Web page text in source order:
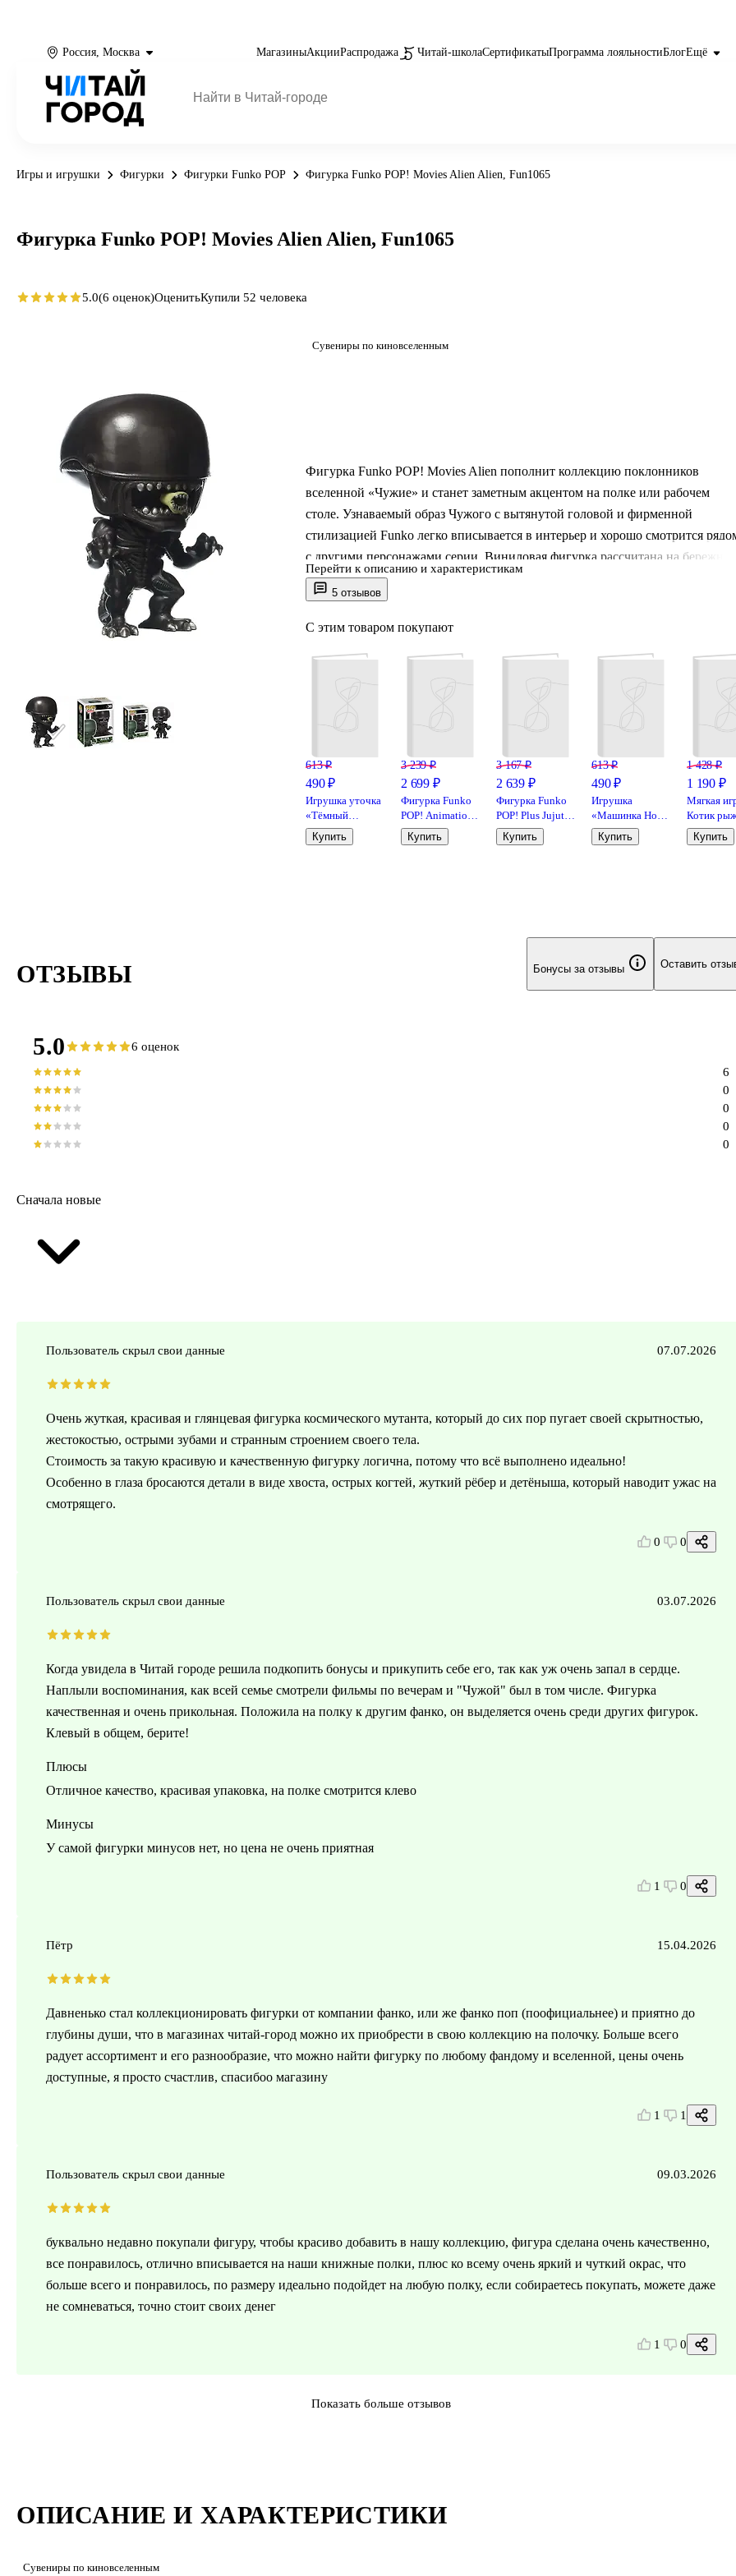
Россия, Москва МагазиныАкцииРаспродажа Читай-школаСертификатыПрограмма лояльностиБлогЕщё
Игры и игрушки Фигурки Фигурки Funko POP Фигурка Funko POP! Movies Alien Alien, Fun1065
5 отзывов
Сувениры по киновселенным
Фигурка Funko POP! Movies Alien пополнит коллекцию поклонников
вселенной «Чужие» и станет заметным акцентом на полке или рабочем
столе. Узнаваемый образ Чужого с вытянутой головой и фирменной
стилизацией Funko легко вписывается в интерьер и хорошо смотрится
с другими персонажами серии. Виниловая фигурка рассчитана на бережное
коллекционирование и подойдёт как взрослым фанатам, так и детям.
Отличный вариант подарка тем, кто любит кинофантастику и атмосферу
культового фильма.
Перейти к описанию и характеристикам
С этим товаром покупают
613 ₽
490 ₽
Игрушка уточка
«Тёмный
герой», FUNNY
DUCKS
Купить
3 239 ₽
2 699 ₽
Фигурка Funko
POP! Animation
Demon Slayer
Nezuko Kamado
Купить
3 167 ₽
2 639 ₽
Фигурка Funko
POP! Plus Jujutsu
Kaisen Yuji
Itadori (1882)
Купить
613 ₽
490 ₽
Игрушка
«Машинка Hot
Wheels», в
ассортименте,
Купить
1 428 ₽
1 190 ₽
Мягкая
Котик
спине
(32см) (12-
Купить
Фигурка Funko POP! Movies Alien Alien, Fun1065
5.0(6 оценок)ОценитьКупили 52 человека
ОПИСАНИЕ И ХАРАКТЕРИСТИКИ
Сувениры по киновселенным
ОТЗЫВЫ Бонусы за отзывы Оставить
5.0 6 оценок
0
0
0
0
6
Сначала новые
Пользователь скрыл свои данные 07.07.2026
Очень жуткая, красивая и глянцевая фигурка космического мутанта, который до сих пор пугает своей скрытностью,
жестокостью, острыми зубами и странным строением своего тела.
Стоимость за такую красивую и качественную фигурку логична, потому что всё выполнено идеально!
Особенно в глаза бросаются детали в виде хвоста, острых когтей, жуткий рёбер и детёныша, который наводит ужас на
смотрящего.
0 0
Пользователь скрыл свои данные 03.07.2026
Когда увидела в Читай городе решила подкопить бонусы и прикупить себе его, так как уж очень запал в сердце.
Наплыли воспоминания, как всей семье смотрели фильмы по вечерам и "Чужой" был в том числе. Фигурка
качественная и очень прикольная. Положила на полку к другим фанко, он выделяется очень среди других фигурок.
Клевый в общем, берите!
Плюсы
Отличное качество, красивая упаковка, на полке смотрится клево
Минусы
У самой фигурки минусов нет, но цена не очень приятная
1 0
Пётр 15.04.2026
Давненько стал коллекционировать фигурки от компании фанко, или же фанко поп (поофициальнее) и приятно до
глубины души, что в магазинах читай-город можно их приобрести в свою коллекцию на полочку. Больше всего
радует ассортимент и его разнообразие, что можно найти фигурку по любому фандому и вселенной, цены очень
доступные, я просто счастлив, спасибоо магазину
1 1
Пользователь скрыл свои данные 09.03.2026
буквально недавно покупали фигуру, чтобы красиво добавить в нашу коллекцию, фигура сделана очень качественно,
все понравилось, отлично вписывается на наши книжные полки, плюс ко всему очень яркий и чуткий окрас, что
больше всего и понравилось, по размеру идеально подойдет на любую полку, если собираетесь покупать, можете даже
не сомневаться, точно стоит своих денег
1 0
Показать больше отзывов